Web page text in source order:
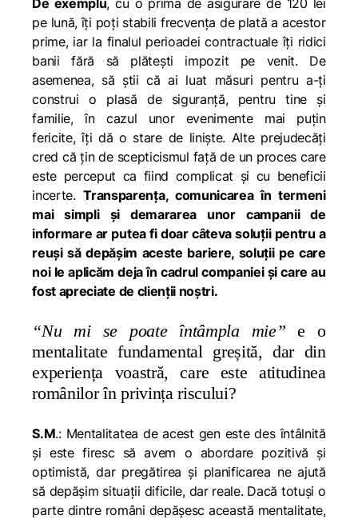
De exemplu, cu o prima de asigurare de 120 lei
pe lună, îți poți stabili frecvența de plată a acestor
prime, iar la finalul perioadei contractuale îți ridici
banii fără să plătești impozit pe venit. De
asemenea, să știi că ai luat măsuri pentru a-ți
construi o plasă de siguranță, pentru tine și
familie, în cazul unor evenimente mai puțin
fericite, îți dă o stare de liniște. Alte prejudecăți
cred că țin de scepticismul față de un proces care
este perceput ca fiind complicat și cu beneficii
incerte.Transparenţa, comunicarea în termeni
mai simpli şi demararea unor campanii de
informare ar putea fi doar câteva soluţii pentru a
reuşi să depăşim aceste bariere, soluţii pe care
noi le aplicăm deja în cadrul companiei şi care au
fost apreciate de clienţii noştri.
“Nu mi se poateîntâmpla mie”e o
mentalitate fundamental greșită, dar din
experiența voastră, care este atitudinea
românilor în privința riscului?
S.M.: Mentalitatea de acest gen este des întâlnită
şi este firesc să avem o abordare pozitivă şi
optimistă, dar pregătirea şi planificarea ne ajută
să depăşim situaţii dificile, dar reale. Dacă totuşi o
parte dintre români depășesc această mentalitate,